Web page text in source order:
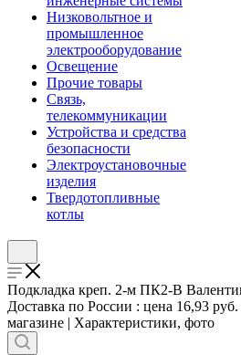
Низковольтное и
промышленное
электрооборудование
Освещение
Прочие товары
Связь,
телекоммуникации
Устройства и средства
безопасности
Электроустановочные
изделия
Твердотопливные
котлы
Подкладка креп. 2-м ПК2-В
Доставка по России : цена 16,93
магазине | Характеристики, фото